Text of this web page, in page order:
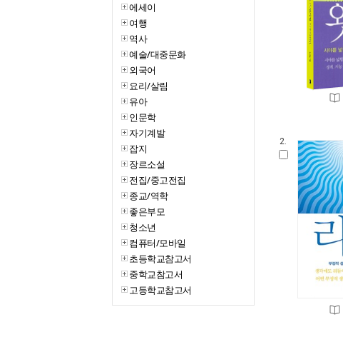
에세이
여행
역사
예술/대중문화
외국어
요리/살림
유아
인문학
자기계발
잡지
장르소설
전집/중고전집
종교/역학
좋은부모
청소년
컴퓨터/모바일
초등학교참고서
중학교참고서
고등학교참고서
2.